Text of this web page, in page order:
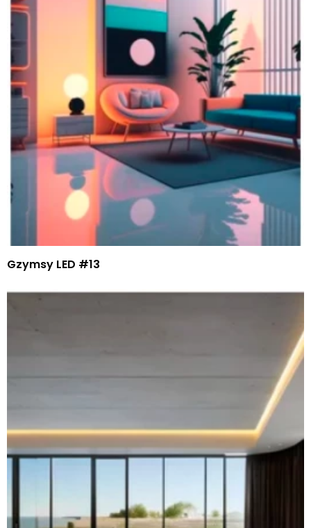
Gzymsy LED #13